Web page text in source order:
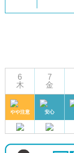
6
木
やや注意
7
金
安心